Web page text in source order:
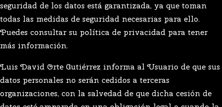
seguridad de los datos está garantizada, ya que toman
todas las medidas de seguridad necesarias para ello.
Puedes consultar su política de privacidad para tener
más información.
Luis David Orte Gutiérrez informa al Usuario de que sus
datos personales no serán cedidos a terceras
organizaciones, con la salvedad de que dicha cesión de